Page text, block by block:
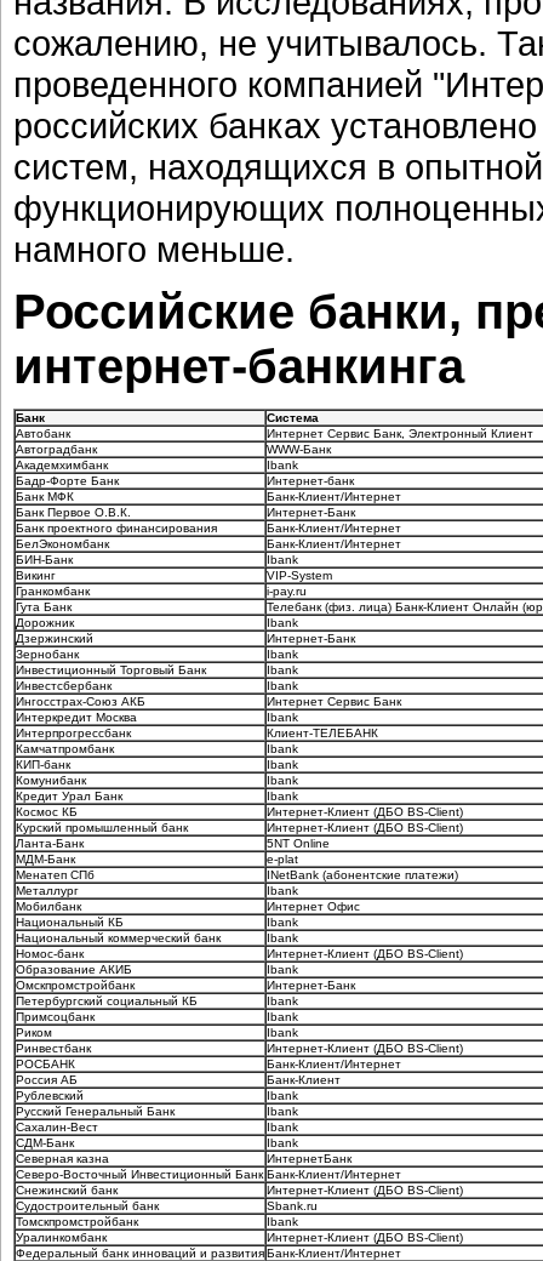
сожалению, не учитывалось.
проведенного компанией
российских банках
систем, находящихся в
функционирующих
намного меньше.
Российские банки,
интернет-банкинга
Банк
Система
Автобанк
Интернет Сервис Банк, Электронный Клиент
Автоградбанк
WWW-Банк
Академхимбанк
Ibank
Бадр-Форте Банк
Интернет-банк
Банк МФК
Банк-Клиент/Интернет
Банк Первое О.В.К.
Интернет-Банк
Банк проектного финансирования
Банк-Клиент/Интернет
БелЭкономбанк
Банк-Клиент/Интернет
БИН-Банк
Ibank
Викинг
VIP-System
Гранкомбанк
i-pay.ru
Гута Банк
Телебанк (физ. лица) Банк-Клиент Онлайн
Дорожник
Ibank
Дзержинский
Интернет-Банк
Зернобанк
Ibank
Инвестиционный Торговый Банк
Ibank
Инвестсбербанк
Ibank
Ингосстрах-Cоюз АКБ
Интернет Сервис Банк
Интеркредит Москва
Ibank
Интерпрогрессбанк
Клиент-ТЕЛЕБАНК
Камчатпромбанк
Ibank
КИП-банк
Ibank
Комунибанк
Ibank
Кредит Урал Банк
Ibank
Космос КБ
Интернет-Клиент (ДБО BS-Client)
Курский промышленный банк
Интернет-Клиент (ДБО BS-Client)
Ланта-Банк
5NT Online
МДМ-Банк
e-plat
Менатеп СПб
INetBank (абонентские платежи)
Металлург
Ibank
Мобилбанк
Интернет Офис
Национальный КБ
Ibank
Национальный коммерческий банк
Ibank
Номос-банк
Интернет-Клиент (ДБО BS-Client)
Образование АКИБ
Ibank
Омскпромстройбанк
Интернет-Банк
Петербургский социальный КБ
Ibank
Примсоцбанк
Ibank
Риком
Ibank
Ринвестбанк
Интернет-Клиент (ДБО BS-Client)
РОСБАНК
Банк-Клиент/Интернет
Россия АБ
Банк-Клиент
Рублевский
Ibank
Русский Генеральный Банк
Ibank
Сахалин-Вест
Ibank
СДМ-Банк
Ibank
Северная казна
ИнтернетБанк
Северо-Восточный Инвестиционный Банк Банк-Клиент/Интернет
Снежинский банк
Интернет-Клиент (ДБО BS-Client)
Судостроительный банк
Sbank.ru
Томскпромстройбанк
Ibank
Уралинкомбанк
Интернет-Клиент (ДБО BS-Client)
Федеральный банк инноваций и развитияБанк-Клиент/Интернет